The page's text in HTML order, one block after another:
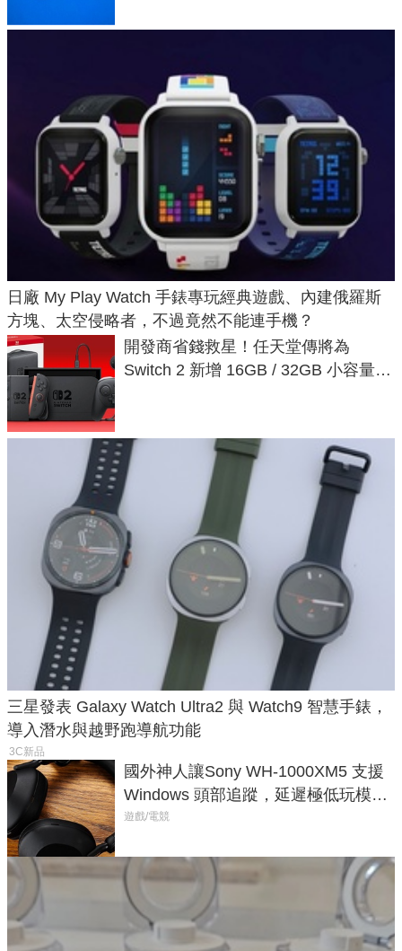
日廠 My Play Watch 手錶專玩經典遊戲、內建俄羅斯
方塊、太空侵略者，不過竟然不能連手機？
開發商省錢救星！任天堂傳將為
Switch 2 新增 16GB / 32GB 小容量遊
三星發表 Galaxy Watch Ultra2 與 Watch9 智慧手錶，
導入潛水與越野跑導航功能
3C新品
國外神人讓Sony WH-1000XM5 支援
Windows 頭部追蹤，延遲極低玩模擬
飛行超有感
遊戲/電競